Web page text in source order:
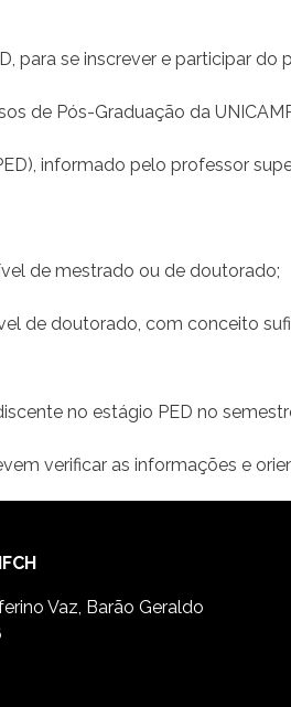
para se inscrever e participar
de Pós-Graduação da
informado pelo professor
de mestrado ou de doutorado;
de doutorado, com conceito
no estágio PED no
verificar as informações e
Vaz, Barão Geraldo